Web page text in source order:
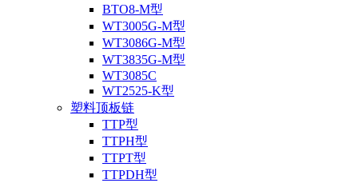
BTO8-M型
WT3005G-M型
WT3086G-M型
WT3835G-M型
WT3085C
WT2525-K型
塑料顶板链
TTP型
TTPH型
TTPT型
TTPDH型